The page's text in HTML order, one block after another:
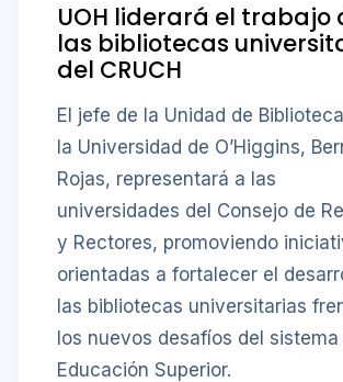
UOH liderará el trabajo
las bibliotecas
del CRUCH
El jefe de la Unidad de
la Universidad de O’Higgins,
Rojas, representará a las
universidades del Consejo de
y Rectores, promoviendo
orientadas a fortalecer el
las bibliotecas universitarias
los nuevos desafíos del sistema
Educación Superior.